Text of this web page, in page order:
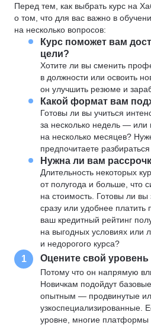
Перед тем, как выбрать курс на
о том, что для вас важно в
на несколько вопросов:
Курс поможет вам
цели?
Хотите ли вы сменить
в должности или освоить
он улучшить резюме и
Какой формат вам
Готовы ли вы учиться
за несколько недель — или
на несколько месяцев?
предпочитаете
Нужна ли вам
Длительность некоторых
от полугода и больше, что
на стоимость. Готовы ли вы
сразу или удобнее платить
ваш кредитный рейтинг
на выгодных условиях или
и недорогого курса?
1 Оцените свой уровень
Потому что он напрямую
Новичкам подойдут
опытным — продвинутые
узкоспециализированные.
уровне, многие платформы